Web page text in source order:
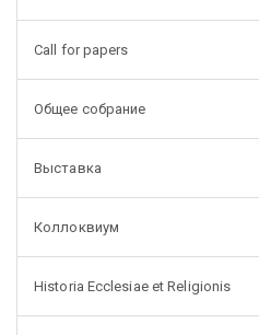
Call for papers
Общее собрание
Выставка
Коллоквиум
Historia Ecclesiae et Religionis